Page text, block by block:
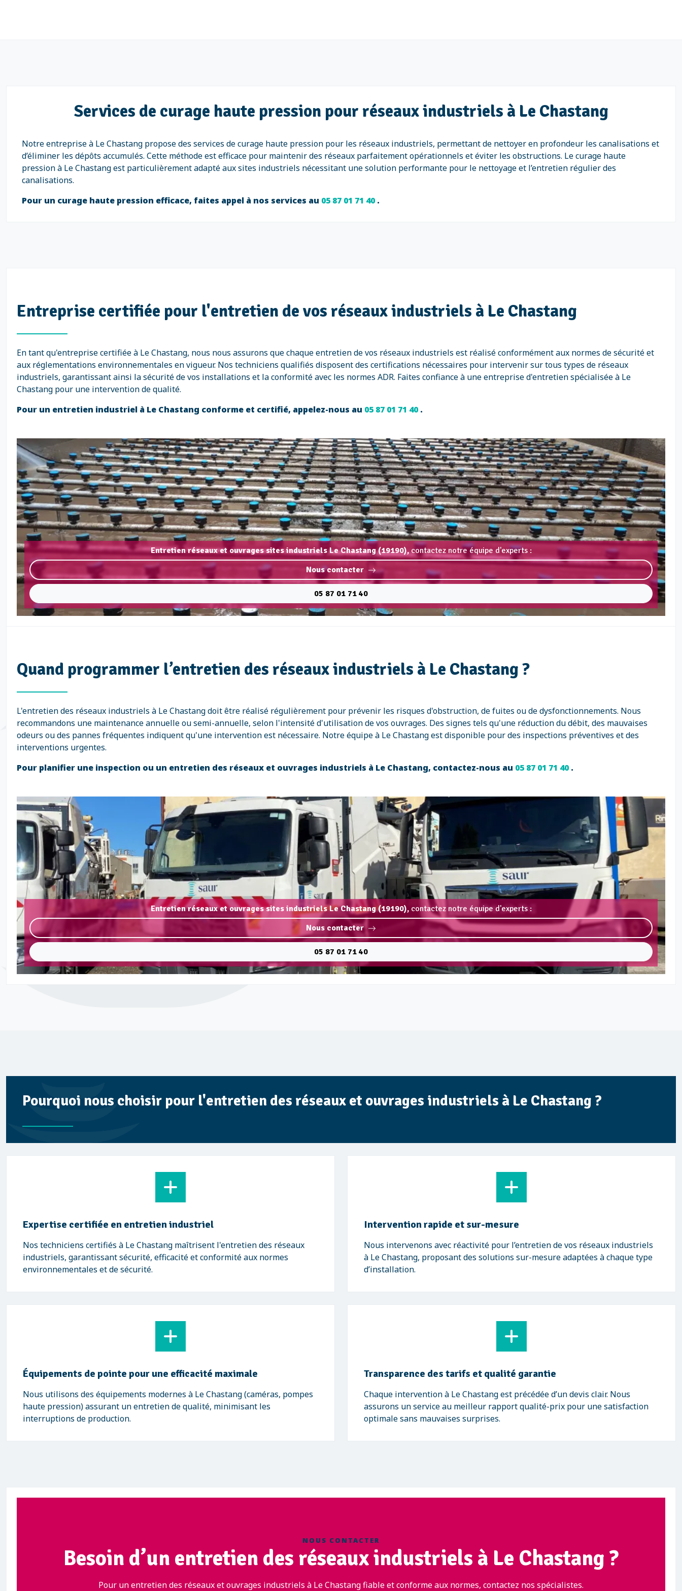
Services de curage haute pression pour réseaux industriels à Le Chastang
Notre entreprise à Le Chastang propose des services de curage haute pression pour les réseaux industriels, permettant de nettoyer en profondeur les canalisations et
d’éliminer les dépôts accumulés. Cette méthode est efficace pour maintenir des réseaux parfaitement opérationnels et éviter les obstructions. Le curage haute
pression à Le Chastang est particulièrement adapté aux sites industriels nécessitant une solution performante pour le nettoyage et l’entretien régulier des
canalisations.
Pour un curage haute pression efficace, faites appel à nos services au 05 87 01 71 40.
Entreprise certifiée pour l'entretien de vos réseaux industriels à Le Chastang
En tant qu'entreprise certifiée à Le Chastang, nous nous assurons que chaque entretien de vos réseaux industriels est réalisé conformément aux normes de sécurité et
aux réglementations environnementales en vigueur. Nos techniciens qualifiés disposent des certifications nécessaires pour intervenir sur tous types de réseaux
industriels, garantissant ainsi la sécurité de vos installations et la conformité avec les normes ADR. Faites confiance à une entreprise d'entretien spécialisée à Le
Chastang pour une intervention de qualité.
Pour un entretien industriel à Le Chastang conforme et certifié, appelez-nous au 05 87 01 71 40.
Entretien réseaux et ouvrages sites industriels Le Chastang (19190),contactez notre équipe d'experts :
Nous contacter
05 87 01 71 40
Quand programmer l’entretien des réseaux industriels à Le Chastang ?
L'entretien des réseaux industriels à Le Chastang doit être réalisé régulièrement pour prévenir les risques d'obstruction, de fuites ou de dysfonctionnements. Nous
recommandons une maintenance annuelle ou semi-annuelle, selon l'intensité d'utilisation de vos ouvrages. Des signes tels qu'une réduction du débit, des mauvaises
odeurs ou des pannes fréquentes indiquent qu'une intervention est nécessaire. Notre équipe à Le Chastang est disponible pour des inspections préventives et des
interventions urgentes.
Pour planifier une inspection ou un entretien des réseaux et ouvrages industriels à Le Chastang, contactez-nous au 05 87 01 71 40.
Entretien réseaux et ouvrages sites industriels Le Chastang (19190), contactez notre équipe d'experts :
Nous contacter
05 87 01 71 40
Pourquoi nous choisir pour l'entretien des réseaux et ouvrages industriels à Le Chastang ?
Expertise certifiée en entretien industriel
Nos techniciens certifiés à Le Chastang maîtrisent l'entretien des réseaux
industriels, garantissant sécurité, efficacité et conformité aux normes
environnementales et de sécurité.
Intervention rapide et sur-mesure
Nous intervenons avec réactivité pour l’entretien de vos réseaux industriels
à Le Chastang, proposant des solutions sur-mesure adaptées à chaque type
d’installation.
Équipements de pointe pour une efficacité maximale
Nous utilisons des équipements modernes à Le Chastang (caméras, pompes
haute pression) assurant un entretien de qualité, minimisant les
interruptions de production.
Transparence des tarifs et qualité garantie
Chaque intervention à Le Chastang est précédée d’un devis clair. Nous
assurons un service au meilleur rapport qualité-prix pour une satisfaction
optimale sans mauvaises surprises.
NOUS CONTACTER
Besoin d’un entretien des réseaux industriels à Le Chastang ?
Pour un entretien des réseaux et ouvrages industriels à Le Chastang fiable et conforme aux normes, contactez nos spécialistes.